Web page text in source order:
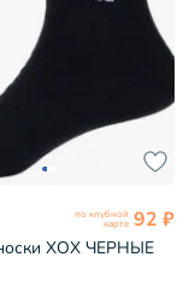
по клубной
карте 92 ₽
ХОХ ЧЕРНЫЕ